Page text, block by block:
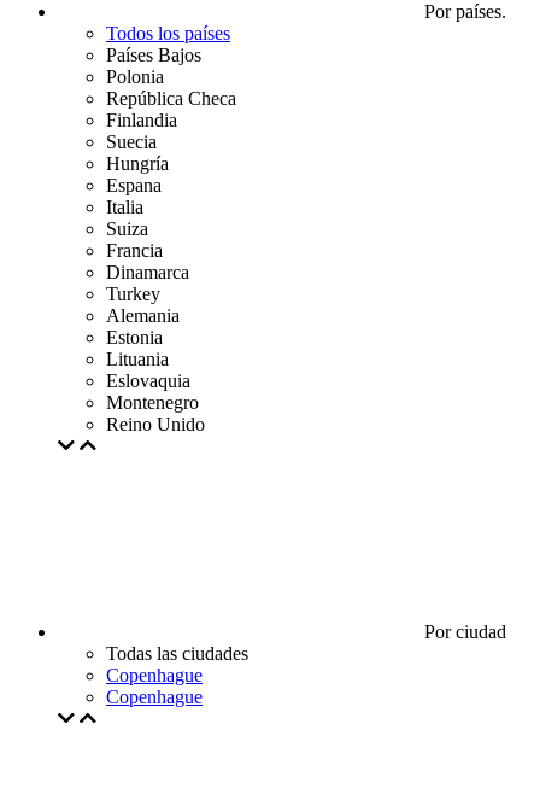
Por países.
Todos los países
Países Bajos
Polonia
República Checa
Finlandia
Suecia
Hungría
Espana
Italia
Suiza
Francia
Dinamarca
Turkey
Alemania
Estonia
Lituania
Eslovaquia
Montenegro
Reino Unido
Por ciudad
Todas las ciudades
Copenhague
Copenhague